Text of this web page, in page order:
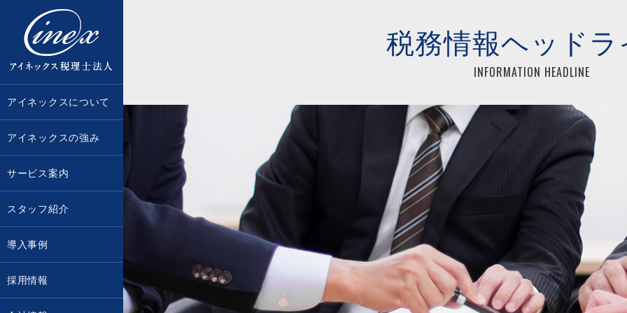
アイネックスについて
アイネックスの強み
サービス案内
スタッフ紹介
導入事例
採用情報
税務情報ヘッドラ
INFORMATION HEADLINE